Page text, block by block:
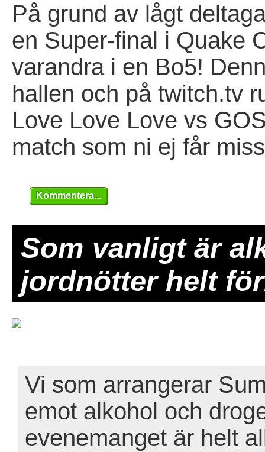
På grund av lågt
en Super-final i Quake
varandra i en Bo5!
hallen och på twitch.tv
Love Love Love vs
match som ni ej får
Kommentera...
Som vanligt är
jordnötter helt
Vi som arrangerar
emot alkohol och
evenemanget är helt